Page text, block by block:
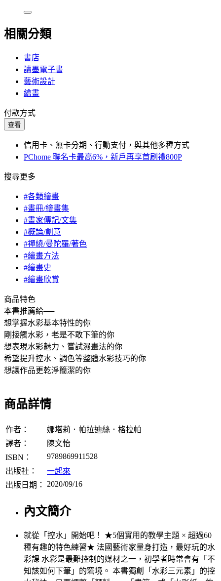
相關分類
書店
讀墨電子書
藝術設計
繪畫
付款方式
查看
信用卡、無卡分期、行動支付，與其他多種方式
PChome 聯名卡最高6%，新戶再享首刷禮800P
搜尋更多
#各類繪畫
#畫冊/繪畫集
#畫家傳記/文集
#概論/創意
#禪繞/曼陀羅/著色
#繪畫方法
#繪畫史
#繪畫欣賞
商品特色
本書推薦給──
想掌握水彩基本特性的你
剛接觸水彩，老是不敢下筆的你
想表現水彩魅力、嘗試濕畫法的你
希望提升控水、調色等整體水彩技巧的你
想讓作品更乾淨簡潔的你
商品詳情
作者：
娜塔莉．帕拉迪絲．格拉帕
譯者：
陳文怡
ISBN：
9789869911528
出版社：
一起來
出版日期：
2020/09/16
內文簡介
就從「控水」開始吧！ ★5個實用的教學主題 × 超過60
種有趣的特色練習★ 法國藝術家量身打造，最好玩的水
彩課 水彩是最難控制的媒材之一，初學者時常會有「不
知該如何下筆」的窘境。 本書獨創「水彩三元素」的控